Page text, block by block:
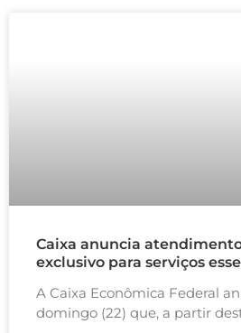
Caixa anuncia
exclusivo para serviços
A Caixa Econômica Federal
domingo (22) que, a partir